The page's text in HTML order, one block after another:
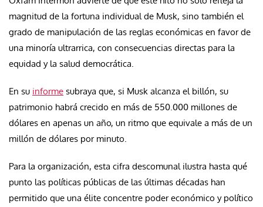
magnitud de la fortuna individual de Musk, sino también el
grado de manipulación de las reglas económicas en favor de
una minoría ultrarrica, con consecuencias directas para la
equidad y la salud democrática.
En su informe subraya que, si Musk alcanza el billón, su
patrimonio habrá crecido en más de 550.000 millones de
dólares en apenas un año, un ritmo que equivale a más de un
millón de dólares por minuto.
Para la organización, esta cifra descomunal ilustra hasta qué
punto las políticas públicas de las últimas décadas han
permitido que una élite concentre poder económico y político